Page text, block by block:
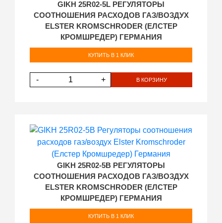
GIKH 25R02-5L РЕГУЛЯТОРЫ
СООТНОШЕНИЯ РАСХОДОВ ГАЗ/ВОЗДУХ
ELSTER KROMSCHRODER (ЕЛСТЕР
КРОМШРЕДЕР) ГЕРМАНИЯ
КУПИТЬ В 1 КЛИК
- + В КОРЗИНУ
GIKH 25R02-5B РЕГУЛЯТОРЫ
СООТНОШЕНИЯ РАСХОДОВ ГАЗ/ВОЗДУХ
ELSTER KROMSCHRODER (ЕЛСТЕР
КРОМШРЕДЕР) ГЕРМАНИЯ
КУПИТЬ В 1 КЛИК